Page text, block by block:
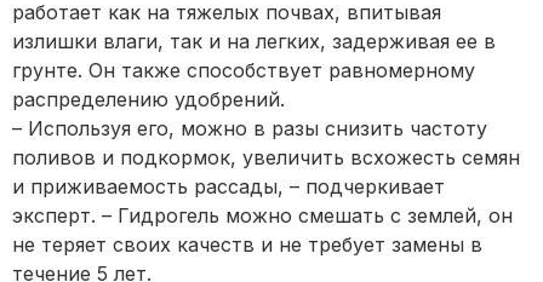
работает как на тяжелых почвах, впитывая
излишки влаги, так и на легких, задерживая ее в
грунте. Он также способствует равномерному
распределению удобрений.
– Используя его, можно в разы снизить частоту
поливов и подкормок, увеличить всхожесть семян
и приживаемость рассады, – подчеркивает
эксперт. – Гидрогель можно смешать с землей, он
не теряет своих качеств и не требует замены в
течение 5 лет.